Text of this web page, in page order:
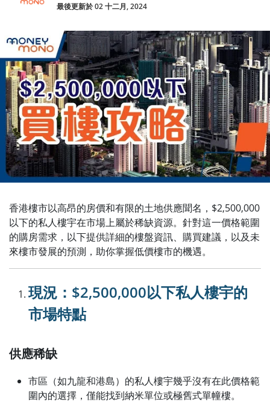
最後更新於 02 十二月, 2024
香港樓市以高昂的房價和有限的土地供應聞名，$2,500,000
以下的私人樓宇在市場上屬於稀缺資源。針對這一價格範圍
的購房需求，以下提供詳細的樓盤資訊、購買建議，以及未
來樓市發展的預測，助你掌握低價樓市的機遇。
現況：$2,500,000以下私人樓宇的
市場特點
供應稀缺
市區（如九龍和港島）的私人樓宇幾乎沒有在此價格範
圍內的選擇，僅能找到納米單位或極舊式單幢樓。